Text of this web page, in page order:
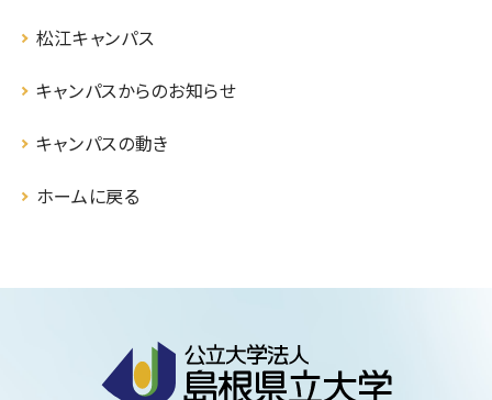
松江キャンパス
キャンパスからのお知らせ
キャンパスの動き
ホームに戻る